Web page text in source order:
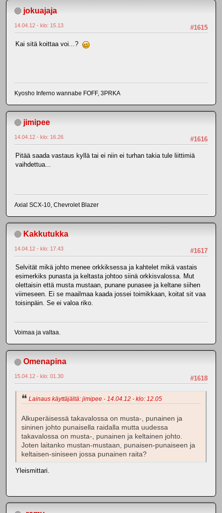
jokuajaja
#1615
14.04.12 - klo: 15.13
Kai sitä koittaa voi...?
Kyosho Inferno wannabe FOFF, 3PRKA
jimipee
#1616
14.04.12 - klo: 16.26
Pitää saada vastaus kyllä tai ei niin ei turhan takia tule liittimiä
vaihdettua...
Axial SCX-10, Chevrolet Blazer
Kakkutukka
#1617
14.04.12 - klo: 17.43
Selvität mikä johto menee orkkiksessa ja kahtelet mikä vastais
esimerkiks punasta ja keltasta johtoo siinä orkkisvalossa. Mut
olettaisin että musta mustaan, punane punasee ja keltane siihen
viimeseen. Ei se maailmaa kaada jossei toimikkaan, koitat sit vaa
toisinpäin. Se ei valoa riko.
Voimaa ja valtaa.
Omenapina
#1618
15.04.12 - klo: 01.30
Lainaus käyttäjältä: jimipee - 14.04.12 - klo: 12.05
Alkuperäisessä takavalossa on musta-, punainen ja
sininen johto punaisella raidalla mutta uudessa
takavalossa on musta-, punainen ja keltainen johto.
Joten laitanko mustan-mustaan, punaisen-punaiseen ja
keltaisen-siniseen jossa punainen raita?
Yleismittari.